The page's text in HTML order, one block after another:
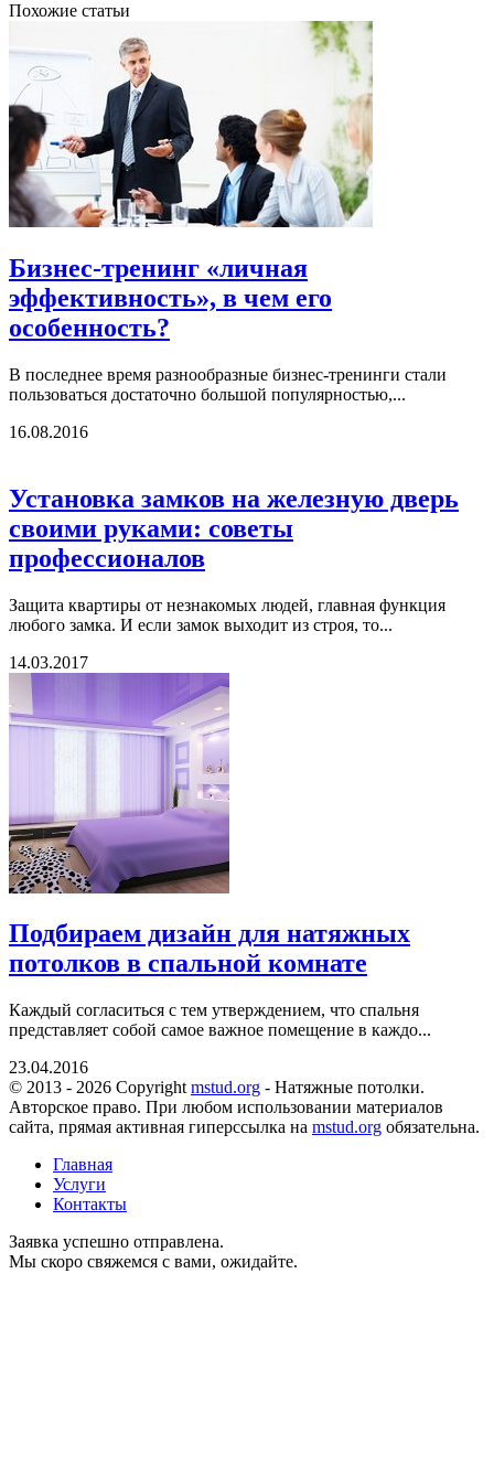
Похожие статьи
Бизнес-тренинг «личная
эффективность», в чем его
особенность?
В последнее время разнообразные бизнес-тренинги стали
пользоваться достаточно большой популярностью,...
16.08.2016
Установка замков на железную дверь
своими руками: советы
профессионалов
Защита квартиры от незнакомых людей, главная функция
любого замка. И если замок выходит из строя, то...
14.03.2017
Подбираем дизайн для натяжных
потолков в спальной комнате
Каждый согласиться с тем утверждением, что спальня
представляет собой самое важное помещение в каждо...
23.04.2016
© 2013 - 2026 Copyright mstud.org - Натяжные потолки.
Авторское право. При любом использовании материалов
сайта, прямая активная гиперссылка на mstud.org обязательна.
Главная
Услуги
Контакты
Заявка успешно отправлена.
Мы скоро свяжемся с вами, ожидайте.